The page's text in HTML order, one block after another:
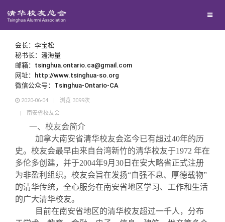
回馈母校
捐赠项目
捐赠新闻
捐赠纪事
媒体平台
《清华校友通讯》
《水木清华》
百年清华
清华人物
校友服务
会长：李宝松
秘书长：潘海量
邮箱：tsinghua.ontario.ca@gmail.com
网址：http://www.tsinghua-so.org
微信公众号：Tsinghua-Ontario-CA
2020-06-04 | 浏览 3099次
|
南安省校友会
一、校友会简介
加拿大南安省清华校友会迄今已有超过40年的历
史。校友会最早由来自台湾新竹的清华校友于1972 年在
多伦多创建，并于2004年9月 30 日在安大略省正式注册
为非盈利组织。校友会旨在发扬“自强不息、厚德载物”
的清华传统，全心服务在南安省地区学习、工作和生活
的广大清华校友。
目前在南安省地区的清华校友超过一千人，分布